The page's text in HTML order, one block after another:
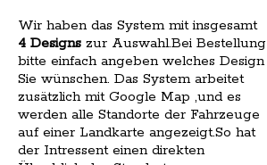
Wir haben das System mit insgesamt
4 Designs zur Auswahl.Bei Bestellung
bitte einfach angeben welches Design
Sie wünschen. Das System arbeitet
zusätzlich mit Google Map ,und es
werden alle Standorte der Fahrzeuge
auf einer Landkarte angezeigt.So hat
der Intressent einen direkten